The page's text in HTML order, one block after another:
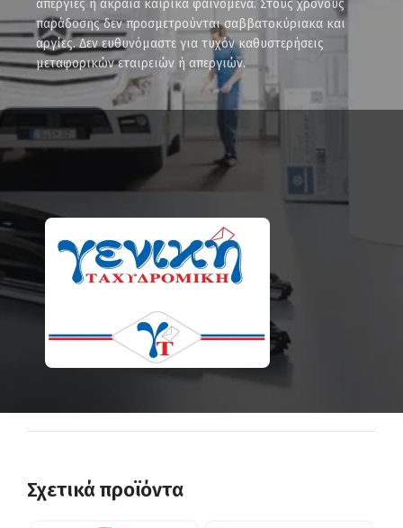
απεργίες ή ακραία καιρικά φαινόμενα. Στους χρόνους
παράδοσης δεν προσμετρούνται σαββατοκύριακα και
αργίες. Δεν ευθυνόμαστε για τυχόν καθυστερήσεις
μεταφορικών εταιρειών ή απεργιών.
Σχετικά προϊόντα